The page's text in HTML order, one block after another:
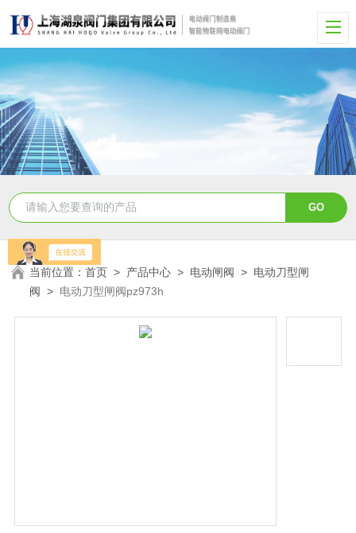
当前位置：首页 > 产品中心 > 电动闸阀 > 电动刀型闸
阀 > 电动刀型闸阀pz973h